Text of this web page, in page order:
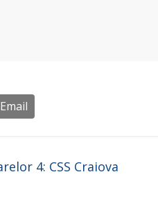
Email
4: CSS Craiova